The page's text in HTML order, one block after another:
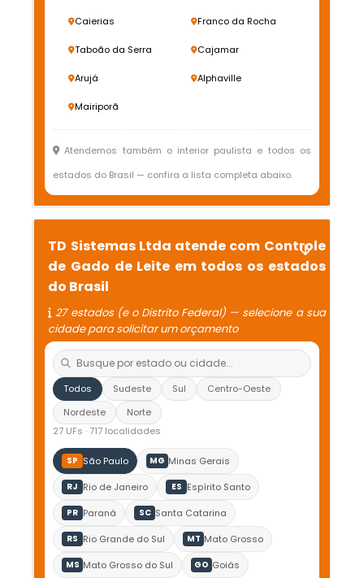
Caierias Franco da Rocha
Taboão da Serra Cajamar
Arujá Alphaville
Mairiporã
Atendemos também o interior paulista e todos os
estados do Brasil — confira a lista completa abaixo.
TD Sistemas Ltda atende com Controle
de Gado de Leite em todos os estados
do Brasil
27 estados (e o Distrito Federal) — selecione a sua
cidade para solicitar um orçamento
Todos Sudeste Sul
Centro-Oeste
Nordeste
Norte
27 UFs · 717 localidades
SP São Paulo MG Minas Gerais
RJ Rio de Janeiro ES Espírito Santo
PR Paraná SC Santa Catarina
RS Rio Grande do Sul MT Mato Grosso
MS Mato Grosso do Sul GO Goiás